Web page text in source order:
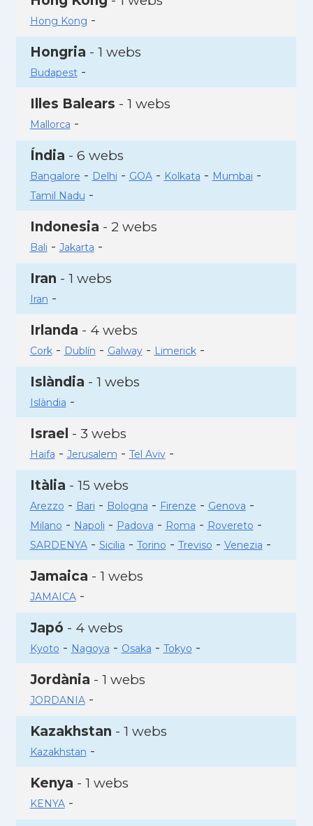
Hong Kong -
Hongria - 1 webs
Budapest-
Illes Balears - 1 webs
Mallorca -
Índia - 6 webs
Bangalore - Delhi - GOA- Kolkata - Mumbai -
Tamil Nadu -
Indonesia - 2 webs
Bali - Jakarta -
Iran - 1 webs
Iran -
Irlanda - 4 webs
Cork- Dublín - Galway- Limerick-
Islàndia - 1 webs
Islàndia -
Israel - 3 webs
Haifa - Jerusalem - Tel Aviv-
Itàlia - 15 webs
Arezzo - Bari - Bologna - Firenze - Genova -
Milano - Napoli - Padova - Roma - Rovereto -
SARDENYA- Sicilia - Torino - Treviso - Venezia -
Jamaica - 1 webs
JAMAICA-
Japó - 4 webs
Kyoto - Nagoya - Osaka - Tokyo -
Jordània - 1 webs
JORDANIA-
Kazakhstan - 1 webs
Kazakhstan -
Kenya - 1 webs
KENYA-